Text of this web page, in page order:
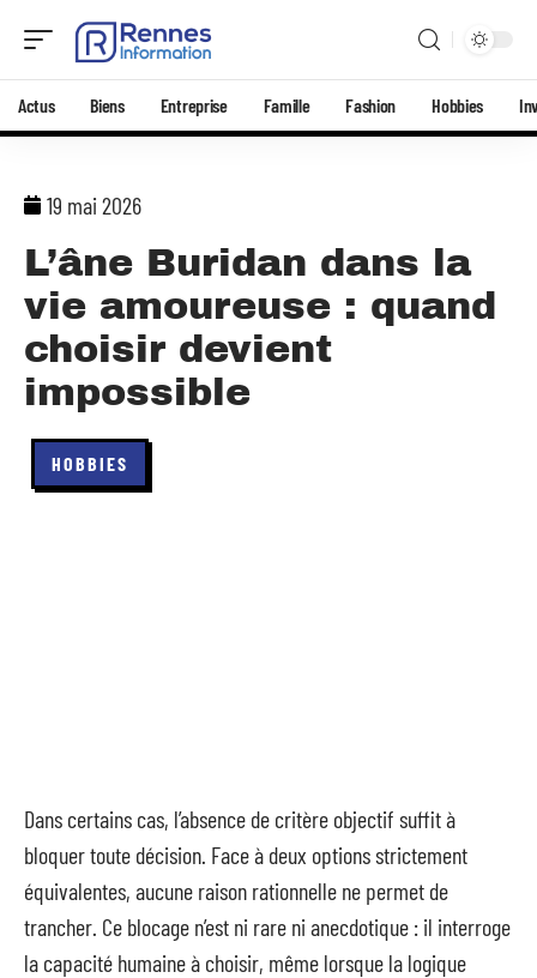
Actus Biens Entreprise Famille Fashion Hobbies
19 mai 2026
L’âne Buridan dans la
vie amoureuse : quand
choisir devient
impossible
HOBBIES
Dans certains cas, l’absence de critère objectif suffit à
bloquer toute décision. Face à deux options strictement
équivalentes, aucune raison rationnelle ne permet de
trancher. Ce blocage n’est ni rare ni anecdotique : il interroge
la capacité humaine à choisir, même lorsque la logique